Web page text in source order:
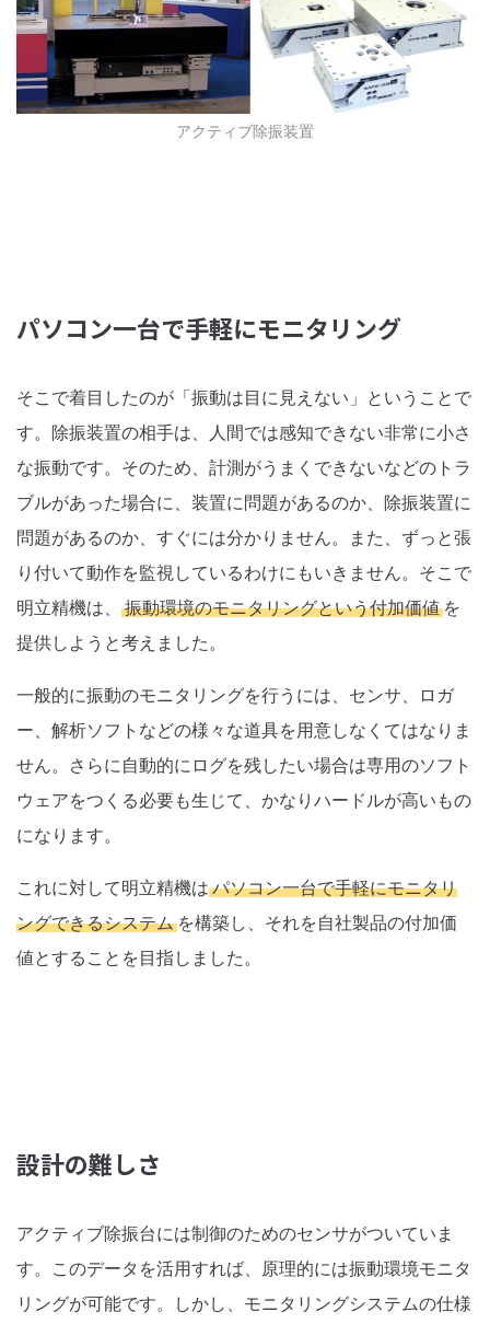
アクティブ除振装置
パソコン一台で手軽にモニタリング
そこで着目したのが「振動は目に見えない」ということで
す。除振装置の相手は、人間では感知できない非常に小さ
な振動です。そのため、計測がうまくできないなどのトラ
ブルがあった場合に、装置に問題があるのか、除振装置に
問題があるのか、すぐには分かりません。また、ずっと張
り付いて動作を監視しているわけにもいきません。そこで
明立精機は、
振動環境のモニタリングという付加価値 を
提供しようと考えました。
一般的に振動のモニタリングを行うには、センサ、ロガ
ー、解析ソフトなどの様々な道具を用意しなくてはなりま
せん。さらに自動的にログを残したい場合は専用のソフト
ウェアをつくる必要も生じて、かなりハードルが高いもの
になります。
これに対して明立精機は パソコン一台で手軽にモニタリ
ングできるシステム を構築し、それを自社製品の付加価
値とすることを目指しました。
設計の難しさ
アクティブ除振台には制御のためのセンサがついていま
す。このデータを活用すれば、原理的には振動環境モニタ
リングが可能です。しかし、モニタリングシステムの仕様